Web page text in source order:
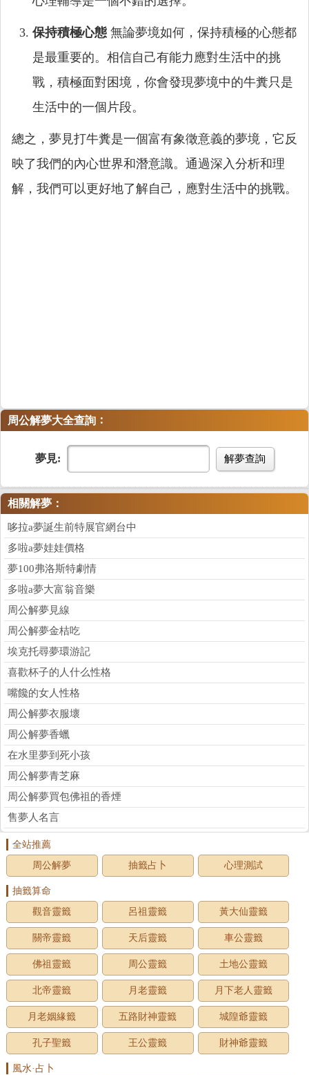
保持積極心態 無論夢境如何，保持積極的心態都
是最重要的。相信自己有能力應對生活中的挑
戰，積極面對困境，你會發現夢境中的牛糞只是
生活中的一個片段。
總之，夢見打牛糞是一個富有象徵意義的夢境，它反
映了我們的內心世界和潛意識。通過深入分析和理
解，我們可以更好地了解自己，應對生活中的挑戰。
周公解夢大全查詢 ：
夢見: 解夢查詢
相關解夢：
哆拉a夢誕生前特展官網台中
多啦a夢娃娃價格
夢100弗洛斯特劇情
多啦a夢大富翁音樂
周公解夢見線
周公解夢金桔吃
埃克托尋夢環游記
喜歡杯子的人什么性格
嘴饞的女人性格
周公解夢衣服壞
周公解夢香蠟
在水里夢到死小孩
周公解夢青芝麻
周公解夢買包佛祖的香煙
售夢人名言
全站推薦
周公解夢
抽籤占卜 心理測試
抽籤算命
觀音靈籤
呂祖靈籤 黃大仙靈籤
關帝靈籤 天后靈籤 車公靈籤
佛祖靈籤 周公靈籤 土地公靈籤
北帝靈籤 月老靈籤 月下老人靈籤
月老姻緣籤 五路財神靈籤 城隍爺靈籤
孔子聖籤 王公靈籤 財神爺靈籤
風水·占卜